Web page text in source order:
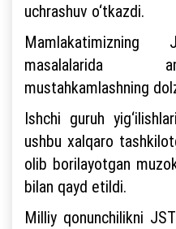
uchrashuv o‘tkazdi.
masalalarida
mustahkamlashning
Ishchi guruh
ushbu xalqaro
olib borilayotgan
bilan qayd etildi.
Milliy qonunchilikni